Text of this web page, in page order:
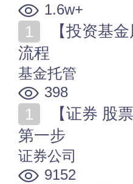
1.6w+
流程
基金托管
398
第一步
证券公司
9152